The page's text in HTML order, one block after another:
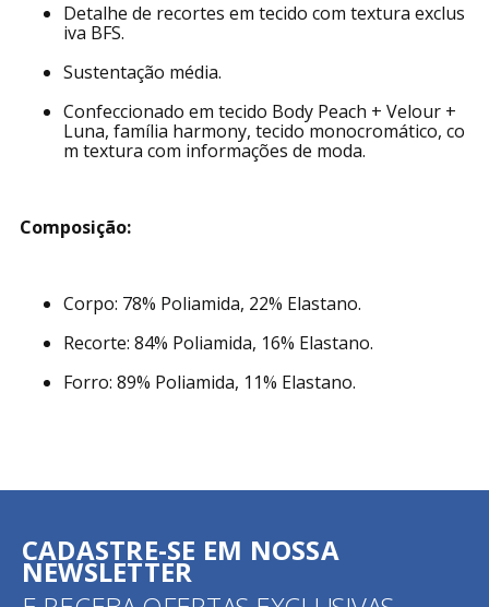
Detalhe de recortes em tecido com textura exclus
iva BFS.
Sustentação média.
Confeccionado em tecido Body Peach + Velour +
Luna, família harmony, tecido monocromático, co
m textura com informações de moda.
Composição:
Corpo: 78% Poliamida, 22% Elastano.
Recorte: 84% Poliamida, 16% Elastano.
Forro: 89% Poliamida, 11% Elastano.
CADASTRE-SE EM NOSSA
NEWSLETTER